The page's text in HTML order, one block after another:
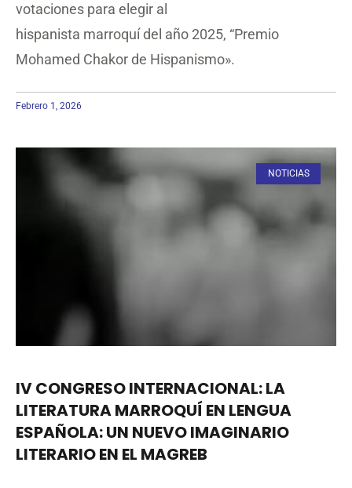
votaciones para elegir al
hispanista marroquí del año 2025, “Premio
Mohamed Chakor de Hispanismo».
Febrero 1, 2026
NOTICIAS
IV CONGRESO INTERNACIONAL: LA
LITERATURA MARROQUÍ EN LENGUA
ESPAÑOLA: UN NUEVO IMAGINARIO
LITERARIO EN EL MAGREB